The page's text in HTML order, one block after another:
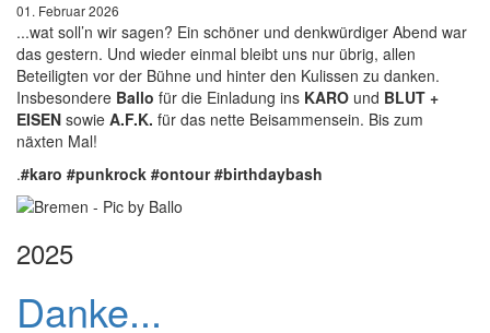
01. Februar 2026
...wat soll’n wir sagen? Ein schöner und denkwürdiger Abend war
das gestern. Und wieder einmal bleibt uns nur übrig, allen
Beteiligten vor der Bühne und hinter den Kulissen zu danken.
Insbesondere Ballo für die Einladung ins KARO und BLUT +
EISEN sowie A.F.K. für das nette Beisammensein. Bis zum
näxten Mal!
.#karo #punkrock #ontour #birthdaybash
2025
Danke...